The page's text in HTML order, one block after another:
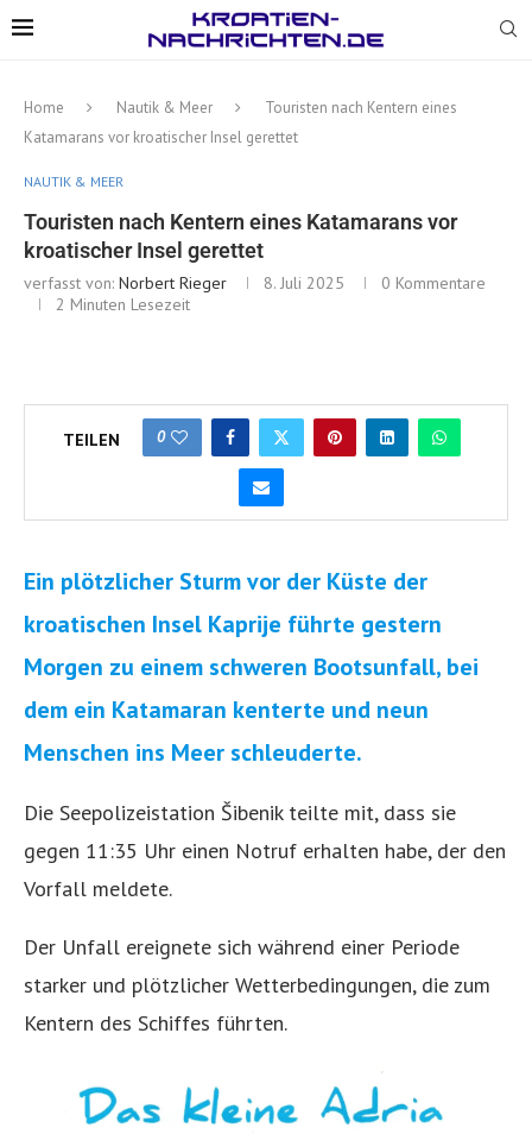
Home Nautik & Meer
Touristen nach Kentern eines
Katamarans vor kroatischer Insel gerettet
NAUTIK & MEER
Touristen nach Kentern eines Katamarans vor
kroatischer Insel gerettet
verfasst von: Norbert Rieger 8. Juli 2025
0 Kommentare
2 Minuten Lesezeit
TEILEN 0
Ein plötzlicher Sturm vor der Küste der
kroatischen Insel Kaprije führte gestern
Morgen zu einem schweren Bootsunfall, bei
dem ein Katamaran kenterte und neun
Menschen ins Meer schleuderte.
Die Seepolizeistation Šibenik teilte mit, dass sie
gegen 11:35 Uhr einen Notruf erhalten habe, der den
Vorfall meldete.
Der Unfall ereignete sich während einer Periode
starker und plötzlicher Wetterbedingungen, die zum
Kentern des Schiffes führten.